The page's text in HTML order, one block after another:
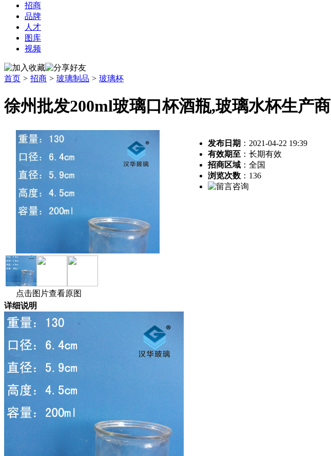
招商
品牌
人才
图库
视频
首页 > 招商 > 玻璃制品 > 玻璃杯
徐州批发200ml玻璃口杯酒瓶,玻璃水杯生产商
点击图片查看原图
发布日期 ：2021-04-22 19:39
有效期至 ：长期有效
招商区域 ：全国
浏览次数 ： 136
详细说明